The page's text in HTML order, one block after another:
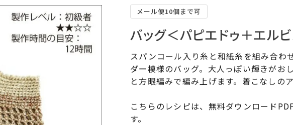
メール便10個まで可
バッグ＜パピエドゥ＋エルビ
スパンコール入り糸と和紙糸を組み合わ
ダー模様のバッグ。大人っぽい輝きがお
と方眼編みで編み上げます。着こなしの
こちらのレシピは、無料ダウンロード
す。